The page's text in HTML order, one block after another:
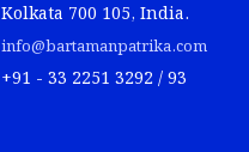
Kolkata 700 105, India.
info@bartamanpatrika.com
+91 - 33 2251 3292 / 93